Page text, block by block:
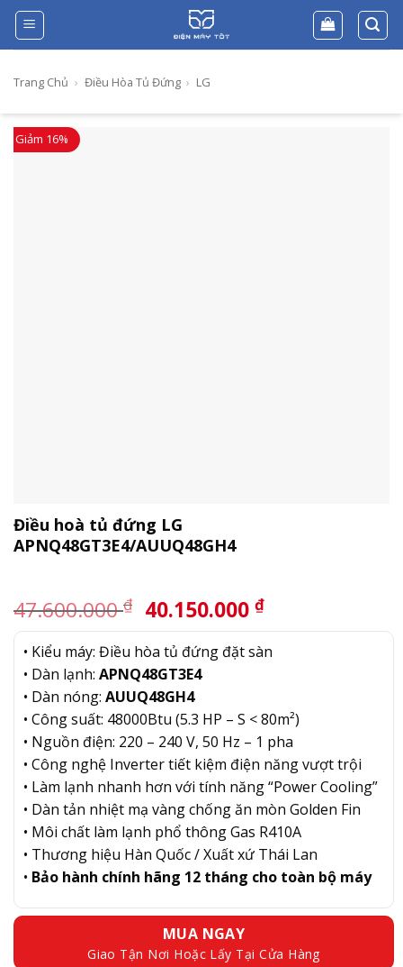
Skip
content
Trang Chủ › Điều Hòa Tủ Đứng › LG
Giảm 16%
Điều hoà tủ đứng LG
APNQ48GT3E4/AUUQ48GH4
47.600.000₫ Giá
gốc
là:
47.600.000 ₫.
40.150.000 ₫Giá
hiện
tại
• Kiểu máy: Điều hòa tủ đứng đặt sàn
• Dàn lạnh: APNQ48GT3E4
• Dàn nóng: AUUQ48GH4
• Công suất: 48000Btu (5.3 HP – S < 80m²)
• Nguồn điện: 220 – 240 V, 50 Hz – 1 pha
• Công nghệ Inverter tiết kiệm điện năng vượt trội
• Làm lạnh nhanh hơn với tính năng “Power Cooling”
• Dàn tản nhiệt mạ vàng chống ăn mòn Golden Fin
• Môi chất làm lạnh phổ thông Gas R410A
• Thương hiệu Hàn Quốc / Xuất xứ Thái Lan
• Bảo hành chính hãng 12 tháng cho toàn bộ máy
MUA NGAY
Giao Tận Nơi Hoặc Lấy Tại Cửa Hàng